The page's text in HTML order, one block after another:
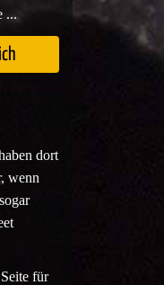
...
dort
wenn
für